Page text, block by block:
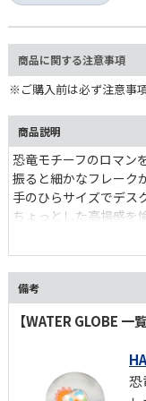
商品に関する注意事項
※ご購入前は必ず注意事
商品説明
恐竜モチーフのロマン
振ると細かなフレーク
手のひらサイズでデス
ちょっとした高揚感を
イティブなギフトを探
備考
【WATER GLOBE 一覧
恐